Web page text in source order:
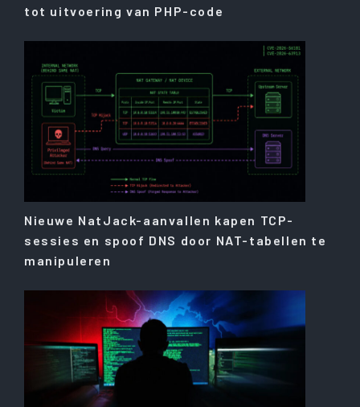
tot uitvoering van PHP-code
Nieuwe NatJack-aanvallen kapen TCP-
sessies en spoof DNS door NAT-tabellen te
manipuleren